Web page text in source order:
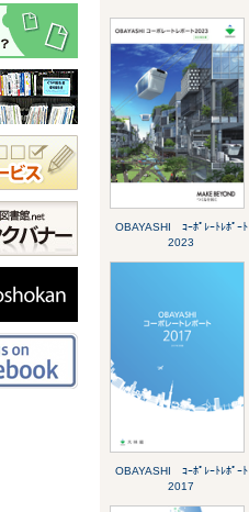
OBAYASHI ｺｰﾎﾟﾚｰﾄﾚﾎﾟｰﾄ
2023
OBAYASHI ｺｰﾎﾟﾚｰﾄﾚﾎﾟｰﾄ
2017